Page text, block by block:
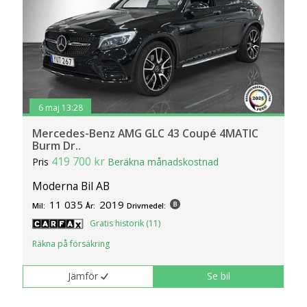
6 maj 13:28
Mercedes-Benz AMG GLC 43 Coupé 4MATIC
Burm Dr..
Pris 419 700 kr Beräkna månadskostnad
Moderna Bil AB
Mil: 11 035 År: 2019 Drivmedel:
Gratis historik (11)
Räkna på försäkring
Jämför Se bil